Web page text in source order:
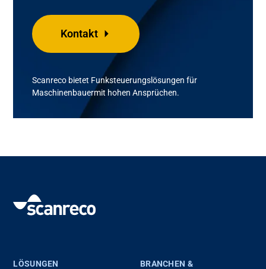
Scanreco bietet Funksteuerungslösungen für
Maschinenbauermit hohenAnsprüchen.
Kontakt
LÖSUNGEN
BRANCHEN &